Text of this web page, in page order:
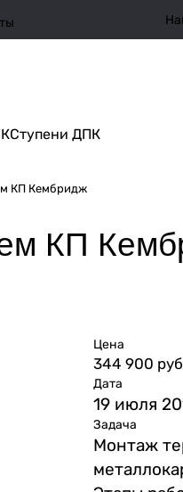
Ступени ДПК
КП Кембридж
КП
Цена
344 900
Дата
19 июля
Задача
Монтаж